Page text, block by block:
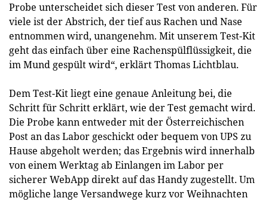
Probe unterscheidet sich dieser Test von anderen. Für
viele ist der Abstrich, der tief aus Rachen und Nase
entnommen wird, unangenehm. Mit unserem Test-Kit
geht das einfach über eine Rachenspülflüssigkeit, die
im Mund gespült wird“, erklärt Thomas Lichtblau.
Dem Test-Kit liegt eine genaue Anleitung bei, die
Schritt für Schritt erklärt, wie der Test gemacht wird.
Die Probe kann entweder mit der Österreichischen
Post an das Labor geschickt oder bequem von UPS zu
Hause abgeholt werden; das Ergebnis wird innerhalb
von einem Werktag ab Einlangen im Labor per
sicherer WebApp direkt auf das Handy zugestellt. Um
mögliche lange Versandwege kurz vor Weihnachten